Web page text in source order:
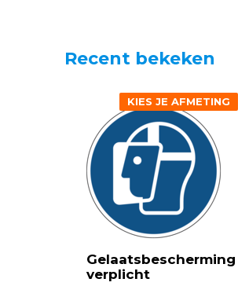
Recent bekeken
Gelaatsbescherming
verplicht
KIES JE AFMETING